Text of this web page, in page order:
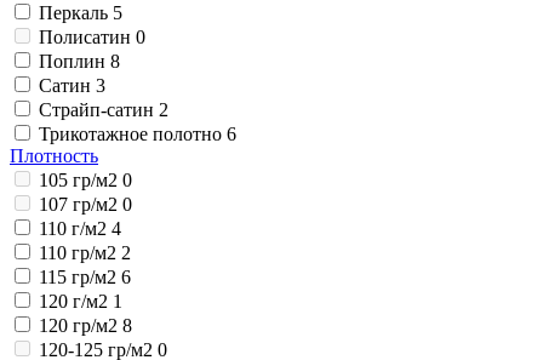
Перкаль 5
Полисатин 0
Поплин 8
Сатин 3
Страйп-сатин 2
Трикотажное полотно 6
Плотность
105 гр/м2 0
107 гр/м2 0
110 г/м2 4
110 гр/м2 2
115 гр/м2 6
120 г/м2 1
120 гр/м2 8
120-125 гр/м2 0